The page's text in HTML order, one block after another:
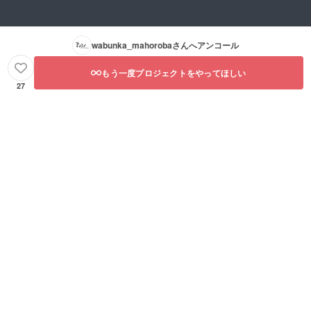
wabunka_mahorobaさんへアンコール
27
もう一度プロジェクトをやってほしい